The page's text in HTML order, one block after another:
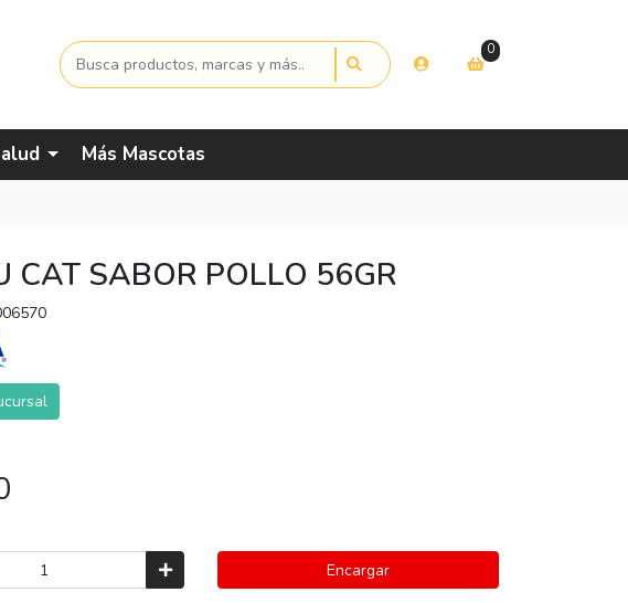
0
Más Mascotas
CAT SABOR POLLO 56GR
Encargar